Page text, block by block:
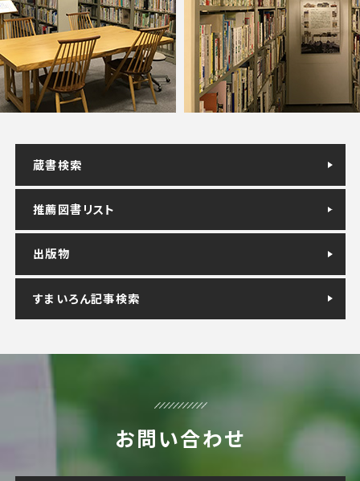
蔵書検索
推薦図書リスト
出版物
すまいろん記事検索
お問い合わせ